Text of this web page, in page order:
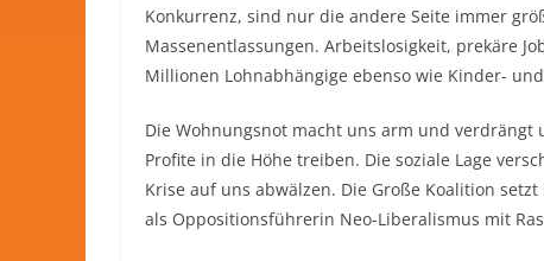
Konkurrenz, sind nur die andere Seite immer
Massenentlassungen. Arbeitslosigkeit, prekäre
Millionen Lohnabhängige ebenso wie Kinder-
Die Wohnungsnot macht uns arm und verdrängt
Profite in die Höhe treiben. Die soziale Lage
Krise auf uns abwälzen. Die Große Koalition
als Oppositionsführerin Neo-Liberalismus mit